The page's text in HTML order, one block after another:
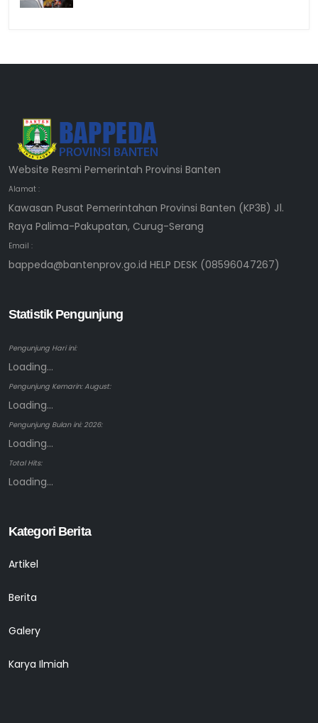
Website Resmi Pemerintah Provinsi Banten
Alamat :
Kawasan Pusat Pemerintahan Provinsi Banten (KP3B) Jl.
Raya Palima-Pakupatan, Curug-Serang
Email :
bappeda@bantenprov.go.id HELP DESK (08596047267)
Statistik Pengunjung
Pengunjung Hari ini:
Loading...
Pengunjung Kemarin: August:
Loading...
Pengunjung Bulan ini: 2026:
Loading...
Total Hits:
Loading...
Kategori Berita
Artikel
Berita
Galery
Karya Ilmiah